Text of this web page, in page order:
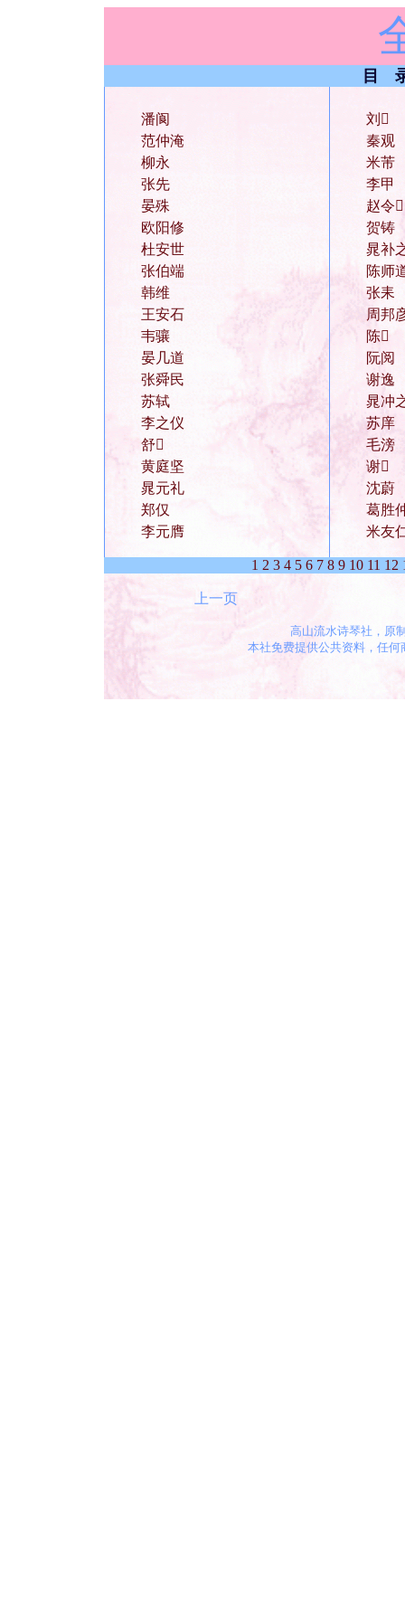
目
潘阆
范仲淹
柳永
张先
晏殊
欧阳修
杜安世
张伯端
韩维
王安石
韦骧
晏几道
张舜民
苏轼
李之仪
舒
黄庭坚
晁元礼
郑仅
李元膺
刘
秦观
米芾
李甲
赵令
贺铸
晁补
陈师
张耒
周邦
陈
阮阅
谢逸
晁冲
苏庠
毛滂
谢
沈蔚
葛胜
米友
1 2 3 4 5 6 7 8 9 10 11 12
上一页
高山流水诗琴社，原
本社免费提供公共资料，任何